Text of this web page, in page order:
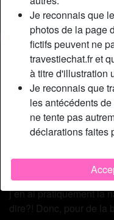
Je reconnais que
photos de la page
fictifs peuvent ne
travestiechat.fr et
à titre d'illustration
Je reconnais que
les antécédents
ne tente pas
déclarations faites
Fumeur(euse):
Description
C’est fou l’effet des
traitement, non
hyper sexy au corps
aussi, c’est dingue.
d’enfer. Si mon corps
besoin de m’éclater. La
fidèle et dévouée,
j’en ai pratiquement la
dire?! Donc, pour de la